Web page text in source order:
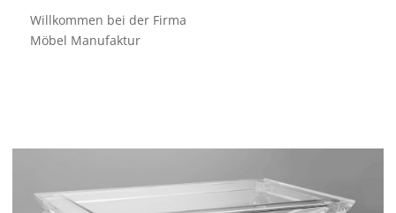
Willkommen bei der Firma
Möbel Manufaktur